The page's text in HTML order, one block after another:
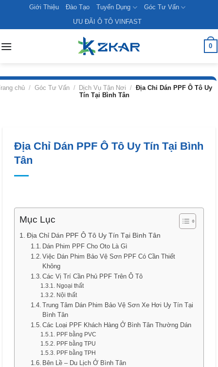
content
Giới Thiệu Đào Tạo Tuyển Dụng
Góc Tư Vấn
ƯU ĐÃI Ô TÔ VINFAST
0
chủ / Góc Tư Vấn / Dịch Vụ Tận Nơi / Địa Chỉ Dán PPF Ô Tô Uy
Tín Tại Bình Tân
Địa Chỉ Dán PPF Ô Tô Uy Tín Tại Bình
Tân
Mục Lục
Địa Chỉ Dán PPF Ô Tô Uy Tín Tại Bình Tân
Dán Phim PPF Cho Oto Là Gì
Việc Dán Phim Bảo Vệ Sơn PPF Có Cần Thiết
Không
Các Vị Trí Cần Phủ PPF Trên Ô Tô
Ngoại thất
Nội thất
Trung Tâm Dán Phim Bảo Vệ Sơn Xe Hơi Uy Tín Tại
Bình Tân
Các Loại PPF Khách Hàng Ở Bình Tân Thường Dán
PPF bằng PVC
PPF bằng TPU
PPF bằng TPH
Bên Lề – Du Lịch Ở Bình Tân